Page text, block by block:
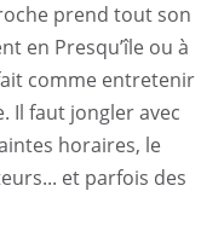
prend tout son
en Presqu’île ou à
comme entretenir
Il faut jongler avec
horaires, le
et parfois des